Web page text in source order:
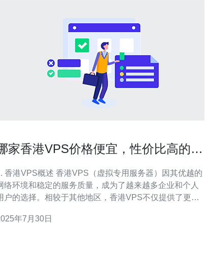
家香港VPS价格便宜，性价比高的推
VPS概述 香港VPS（虚拟专用服务器）因其优越的
络环境和稳定的服务质量，成为了越来越多企业和个人
户的选择。相较于其他地区，香港VPS不仅提供了更低
适的香港VPS 选择合适的香港VPS需要年7月30日